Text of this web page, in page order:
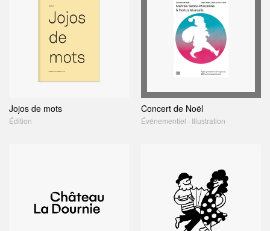
Jojos de mots
Édition
Concert de Noël
Événementiel · Illustration